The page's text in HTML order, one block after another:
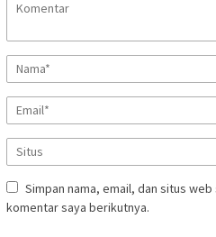
Simpan nama, email, dan situs
komentar saya berikutnya.